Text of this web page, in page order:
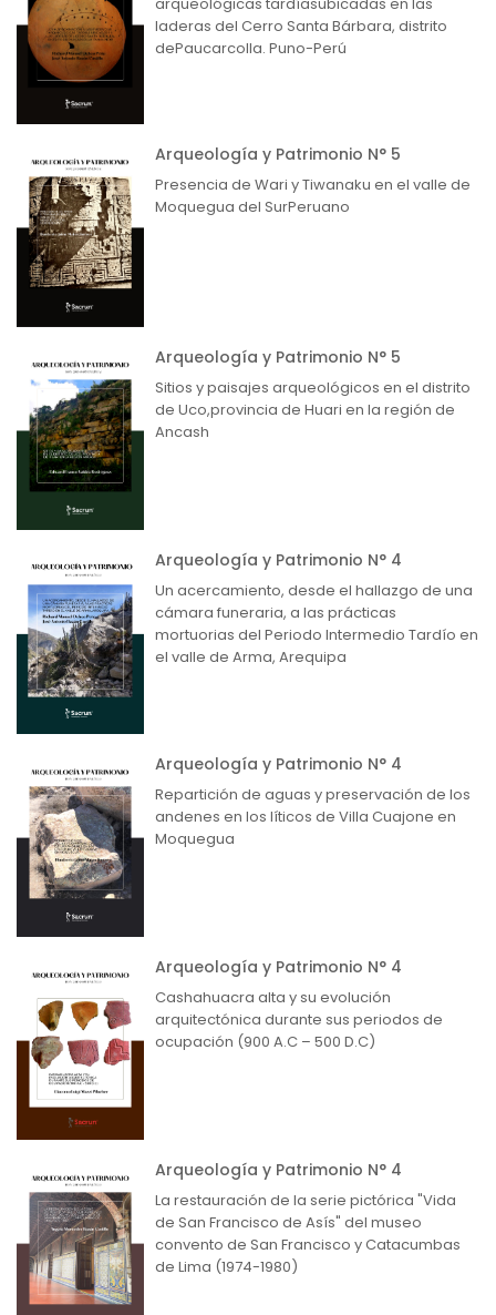
laderas del Cerro Santa Bárbara, distrito
dePaucarcolla. Puno-Perú
Arqueología y Patrimonio N° 5
Presencia de Wari y Tiwanaku en el valle de
Moquegua del SurPeruano
Arqueología y Patrimonio N° 5
Sitios y paisajes arqueológicos en el distrito
de Uco,provincia de Huari en la región de
Ancash
Arqueología y Patrimonio N° 4
Un acercamiento, desde el hallazgo de una
cámara funeraria, a las prácticas
mortuorias del Periodo Intermedio Tardío en
el valle de Arma, Arequipa
Arqueología y Patrimonio N° 4
Repartición de aguas y preservación de los
andenes en los líticos de Villa Cuajone en
Moquegua
Arqueología y Patrimonio N° 4
Cashahuacra alta y su evolución
arquitectónica durante sus periodos de
ocupación (900 A.C – 500 D.C)
Arqueología y Patrimonio N° 4
La restauración de la serie pictórica "Vida
de San Francisco de Asís" del museo
convento de San Francisco y Catacumbas
de Lima (1974-1980)